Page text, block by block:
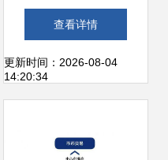
管理制度 2013年
信息系统运行维护
查看详情
更新时间：2026-08-04
14:20:34